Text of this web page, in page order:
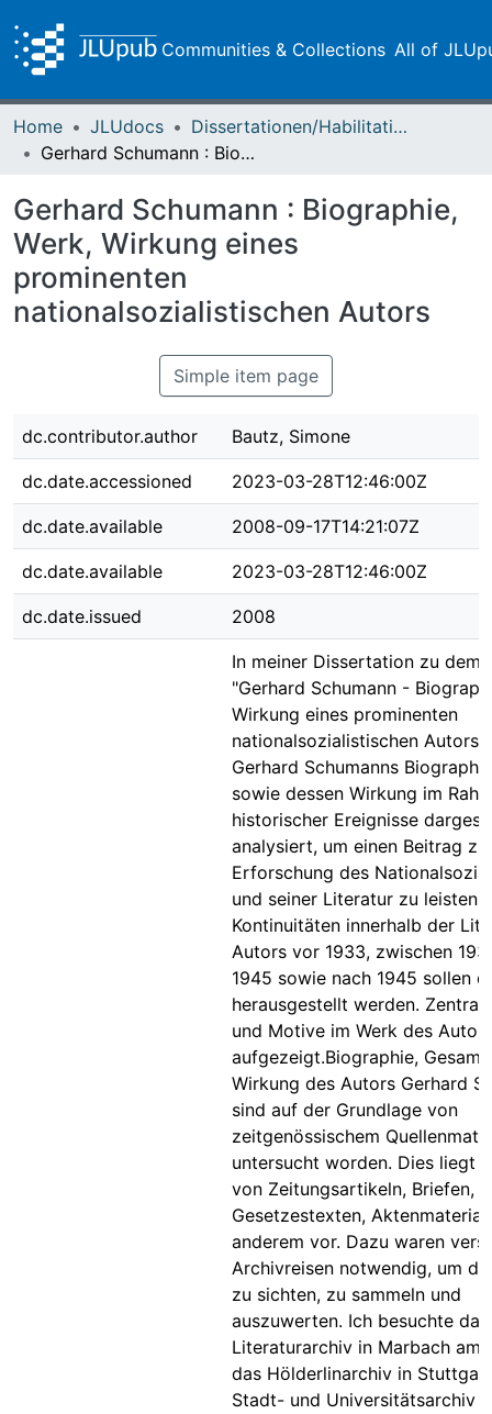
Communities & Collections All of
Home JLUdocs
Dissertationen/Habilitationen
Gerhard Schumann : Biographie, Werk, Wirkung eines prominenten nationalsozialistischen Autors
Gerhard Schumann : Biographie,
Werk, Wirkung eines
prominenten
nationalsozialistischen Autors
Simple item page
dc.contributor.author Bautz, Simone
dc.date.accessioned 2023-03-28T12:46:00Z
dc.date.available 2008-09-17T14:21:07Z
dc.date.available 2023-03-28T12:46:00Z
dc.date.issued 2008
In meiner Dissertation zu dem
"Gerhard Schumann -
Wirkung eines prominenten
nationalsozialistischen Autors"
Gerhard Schumanns
sowie dessen Wirkung im
historischer Ereignisse
analysiert, um einen Beitrag
Erforschung des
und seiner Literatur zu leisten.
Kontinuitäten innerhalb der
Autors vor 1933, zwischen
1945 sowie nach 1945 sollen
herausgestellt werden.
und Motive im Werk des
aufgezeigt.Biographie,
Wirkung des Autors Gerhard
sind auf der Grundlage von
zeitgenössischem
untersucht worden. Dies liegt
von Zeitungsartikeln, Briefen,
Gesetzestexten, Aktenmaterial
anderem vor. Dazu waren
Archivreisen notwendig, um
zu sichten, zu sammeln und
auszuwerten. Ich besuchte das
Literaturarchiv in Marbach am
das Hölderlinarchiv in
Stadt- und Universitätsarchiv